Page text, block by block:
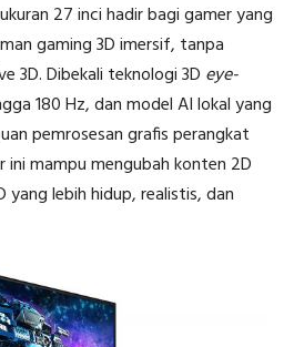
27 inci hadir bagi gamer yang
gaming 3D imersif, tanpa
3D. Dibekali teknologi 3D eye-
180 Hz, dan model AI lokal yang
pemrosesan grafis perangkat
mampu mengubah konten 2D
yang lebih hidup, realistis, dan